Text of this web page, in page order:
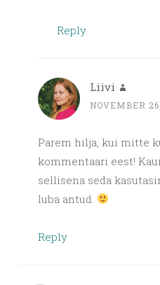
Reply
Liivi
NOVEMBER
Parem hilja, kui mitte
kommentaari eest!
sellisena seda
luba antud.
Reply